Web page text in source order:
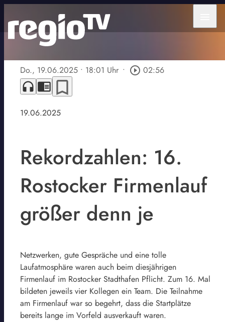
Do., 19.06.2025 • 18:01 Uhr • play_circle_outline 02:56
headphones chrome_reader_mode bookmark_border
19.06.2025
Rekordzahlen: 16.
Rostocker Firmenlauf
größer denn je
Netzwerken, gute Gespräche und eine tolle
Laufatmosphäre waren auch beim diesjährigen
Firmenlauf im Rostocker Stadthafen Pflicht. Zum 16. Mal
bildeten jeweils vier Kollegen ein Team. Die Teilnahme
am Firmenlauf war so begehrt, dass die Startplätze
bereits lange im Vorfeld ausverkauft waren.